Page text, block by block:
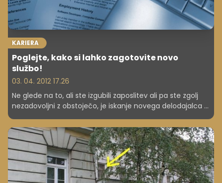
KARIERA
Poglejte, kako si lahko zagotovite novo
službo!
03. 04. 2012 17.26
Ne glede na to, ali ste izgubili zaposlitev ali pa ste zgolj
nezadovoljni z obstoječo, je iskanje novega delodajalca v
pravil, ki vam lahko iskanje občutno olajša.